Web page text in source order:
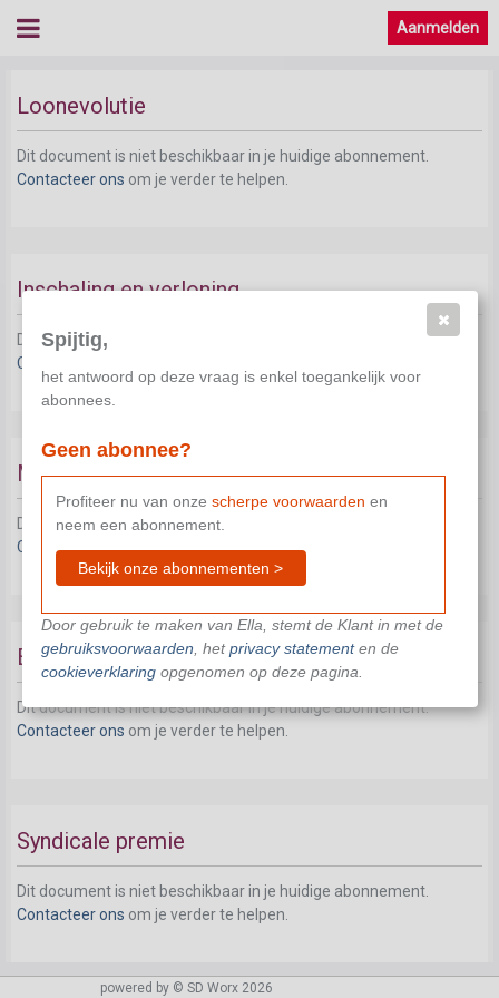
Aanmelden
Loonevolutie
Dit document is niet beschikbaar in je huidige abonnement.
Contacteer ons om je verder te helpen.
Inschaling en verloning
Dit document is niet beschikbaar in je huidige abonnement.
Contacteer ons
Maaltijdcheques
Dit document is niet beschikbaar in je huidige abonnement.
Contacteer onsom je verder te helpen.
Ecocheques
Dit document is niet beschikbaar in je huidige abonnement.
Contacteer ons om je verder te helpen.
Syndicale premie
Dit document is niet beschikbaar in je huidige abonnement.
Contacteer ons om je verder te helpen.
powered by © SD Worx 2026
Spijtig,
het antwoord op deze vraag is enkel toegankelijk voor
abonnees.
Geen abonnee?
Profiteer nu van onze scherpe voorwaarden en
neem een abonnement.
Bekijk onze abonnementen >
Door gebruik te maken van Ella, stemt de Klant in met de
gebruiksvoorwaarden , hetprivacy statementen de
cookieverklaringopgenomen op deze pagina.